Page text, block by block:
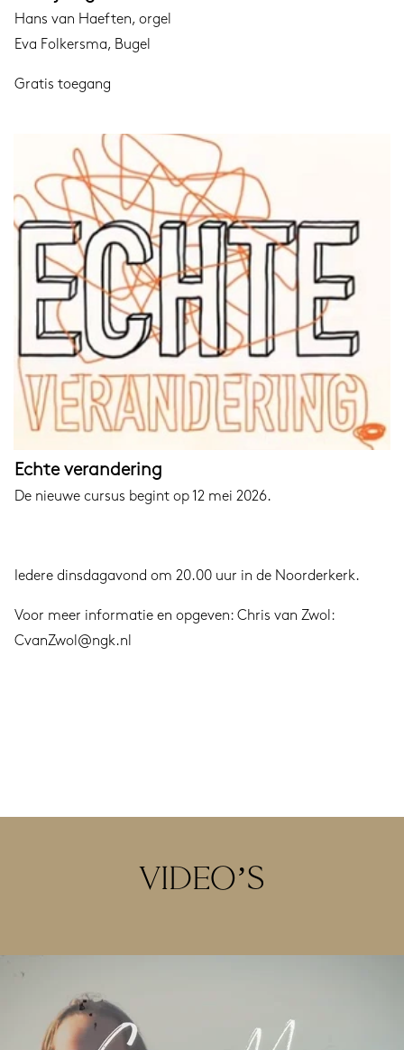
Hans van Haeften, orgel
Eva Folkersma, Bugel
Gratis toegang
Echte verandering
De nieuwe cursus begint op 12 mei 2026.
Iedere dinsdagavond om 20.00 uur in de Noorderkerk.
Voor meer informatie en opgeven: Chris van Zwol:
CvanZwol@ngk.nl
VIDEO’S